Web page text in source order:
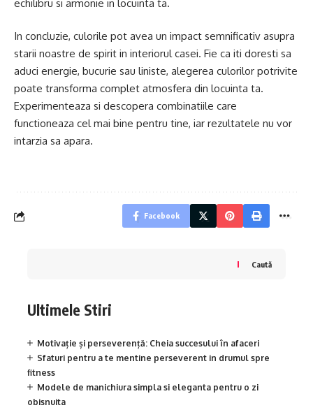
echilibru si armonie in locuinta ta.
In concluzie, culorile pot avea un impact semnificativ asupra
starii noastre de spirit in interiorul casei. Fie ca iti doresti sa
aduci energie, bucurie sau liniste, alegerea culorilor potrivite
poate transforma complet atmosfera din locuinta ta.
Experimenteaza si descopera combinatiile care
functioneaza cel mai bine pentru tine, iar rezultatele nu vor
intarzia sa apara.
Facebook
Caută
Ultimele Stiri
Motivație și perseverență: Cheia succesului în afaceri
Sfaturi pentru a te mentine perseverent in drumul spre
fitness
Modele de manichiura simpla si eleganta pentru o zi
obisnuita